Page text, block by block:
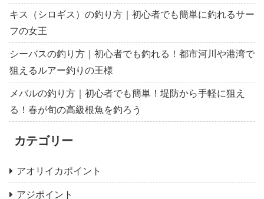
キス（シロギス）の釣り方｜初心者でも簡単に釣れるサー
フの女王
シーバスの釣り方｜初心者でも釣れる！都市河川や港湾で
狙えるルアー釣りの王様
メバルの釣り方｜初心者でも簡単！堤防から手軽に狙え
る！春が旬の高級根魚を釣ろう
カテゴリー
アオリイカポイント
アジポイント